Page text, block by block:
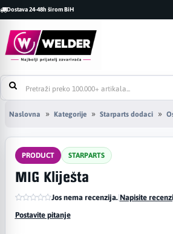
Dostava 24-48h širom BiH
Naslovna Kategorije Starparts dodaci
PRODUCT STARPARTS
MIG Kliješta
Jos nema recenzija.|Napisite
Postavite pitanje